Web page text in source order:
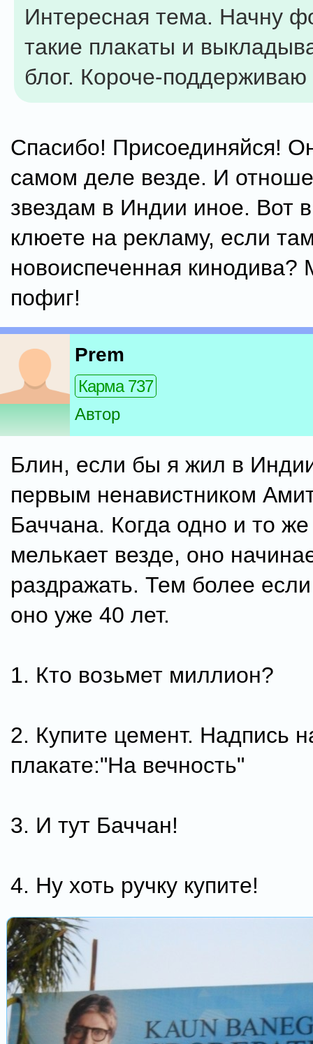
Интересная тема. Начну
такие плакаты и
блог. Короче-поддерживаю
Спасибо! Присоединяйся!
самом деле везде. И
звездам в Индии иное. Вот
клюете на рекламу, если
новоиспеченная кинодива?
пофиг!
Prem
Карма 737
Автор
Блин, если бы я жил в
первым ненавистником
Баччана. Когда одно и то
мелькает везде, оно
раздражать. Тем более
оно уже 40 лет.
1. Кто возьмет миллион?
2. Купите цемент. Надпись
плакате:"На вечность"
3. И тут Баччан!
4. Ну хоть ручку купите!